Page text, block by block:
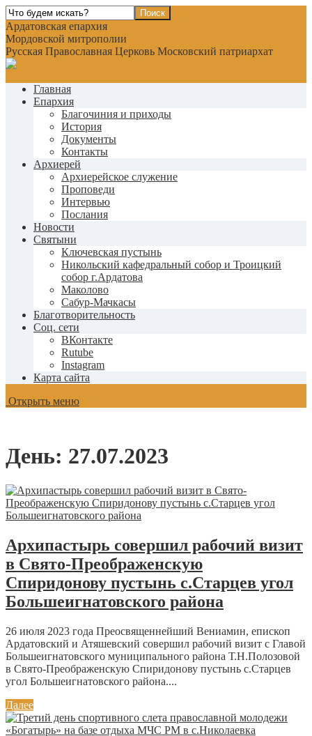
Ардатовская епархия
Мордовской митрополии
Русская Православная Церковь Московский патриархат
Главная
Епархия
Благочиния и приходы
История
Документы
Контакты
Архиерей
Архиерейское служение
Проповеди
Интервью
Послания
Новости
Святыни
Ключевская пустынь
Никольский кафедральный собор и Троицкий
собор г.Ардатова
Маколово
Сабур-Мачкасы
Благотворительность
Соц. сети
ВКонтакте
Rutube
Instagram
Карта сайта
Открыть меню
День: 27.07.2023
Архипастырь совершил рабочий визит
в Свято-Преображенскую
Спиридонову пустынь с.Старцев угол
Большеигнатовского района
26 июля 2023 года Преосвященнейший Вениамин, епископ
Ардатовский и Атяшевский совершил рабочий визит с Главой
Большеигнатовского муниципального района Т.Н.Полозовой
в Свято-Преображенскую Спиридонову пустынь с.Старцев
угол Большеигнатовского района....
Далее